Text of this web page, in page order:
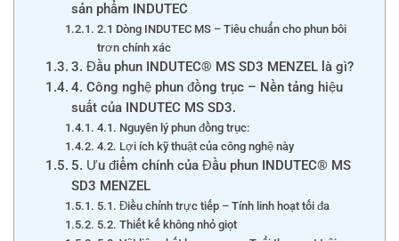
sản phẩm INDUTEC
2.1 Dòng INDUTEC MS – Tiêu chuẩn cho phun bôi
trơn chính xác
3. Đầu phun INDUTEC® MS SD3 MENZEL là gì?
4. Công nghệ phun đồng trục – Nền tảng hiệu
suất của INDUTEC MS SD3.
4.1. Nguyên lý phun đồng trục:
4.2. Lợi ích kỹ thuật của công nghệ này
5. Ưu điểm chính của Đầu phun INDUTEC® MS
SD3 MENZEL
5.1. Điều chỉnh trực tiếp – Tính linh hoạt tối đa
5.2. Thiết kế không nhỏ giọt